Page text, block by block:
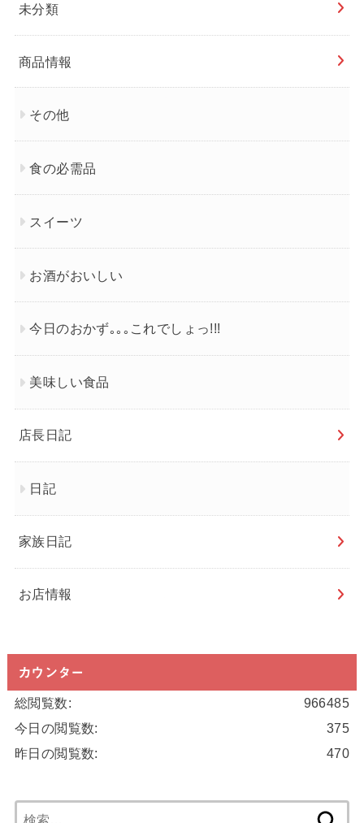
未分類
商品情報
その他
食の必需品
スイーツ
お酒がおいしい
今日のおかず｡｡｡これでしょっ!!!
美味しい食品
店長日記
日記
家族日記
お店情報
カウンター
966485
総閲覧数:
375
今日の閲覧数:
470
昨日の閲覧数: